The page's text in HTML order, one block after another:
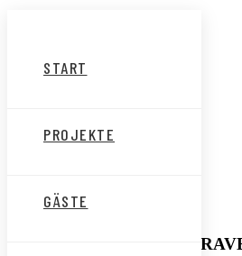
Gäste
Mediathek
App
START
PROJEKTE
GÄSTE
Serbia
WELCOME TO Serbia